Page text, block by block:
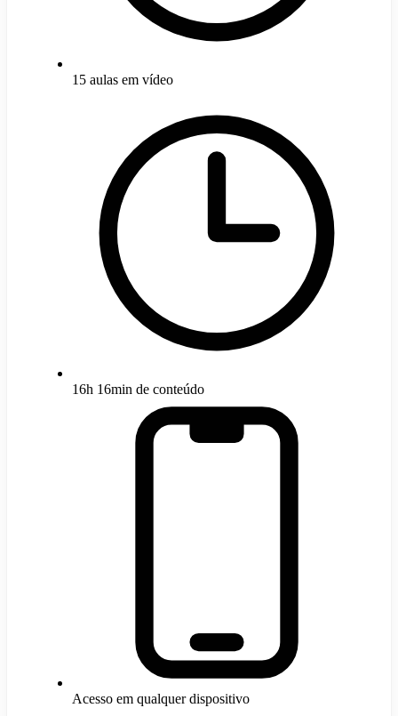
15 aulas em vídeo
16h 16min de conteúdo
Acesso em qualquer dispositivo